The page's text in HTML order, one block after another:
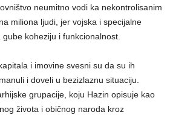
neumitno vodi ka nekontrolisanim
miliona ljudi, jer vojska i specijalne
koheziju i funkcionalnost.
i imovine svesni su da su ih
i doveli u bezizlaznu situaciju.
grupacije, koju Hazin opisuje kao
života i običnog naroda kroz